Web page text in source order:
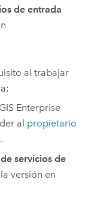
de entrada
al trabajar
Enterprise
al propietario
.
servicios de
versión en